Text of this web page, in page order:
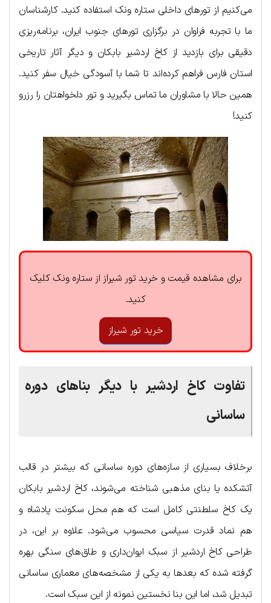
می‌کنیم از تورهای داخلی ستاره ونک استفاده کنید. کارشناسان
ما با تجربه فراوان در برگزاری تورهای جنوب ایران، برنامه‌ریزی
دقیقی برای بازدید از کاخ اردشیر بابکان و دیگر آثار تاریخی
استان فارس فراهم کرده‌اند تا شما با آسودگی خیال سفر کنید.
همین حالا با مشاوران ما تماس بگیرید و تور دلخواهتان را رزرو
کنید!
برای مشاهده قیمت و خرید تور شیراز از ستاره ونک کلیک
کنید.
خرید تور شیراز
تفاوت کاخ اردشیر با دیگر بناهای دوره
ساسانی
برخلاف بسیاری از سازه‌های دوره ساسانی که بیشتر در قالب
آتشکده یا بنای مذهبی شناخته می‌شوند، کاخ اردشیر بابکان
یک کاخ سلطنتی کامل است که هم محل سکونت پادشاه و
هم نماد قدرت سیاسی محسوب می‌شود. علاوه بر این، در
طراحی کاخ اردشیر از سبک ایوان‌داری و طاق‌های سنگی بهره
گرفته شده که بعدها به یکی از مشخصه‌های معماری ساسانی
تبدیل شد، اما این بنا نخستین نمونه از این سبک است.